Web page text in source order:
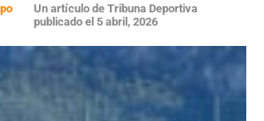
Un artículo de Tribuna Deportiva
publicado el 5 abril, 2026